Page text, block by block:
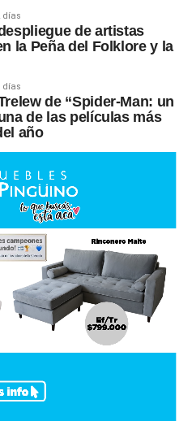
días
de artistas
la Peña del Folklore y la
días
de “Spider-Man: un
de las películas más
año